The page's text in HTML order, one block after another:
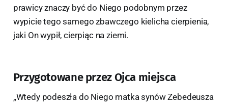
prawicy znaczy być do Niego podobnym przez
wypicie tego samego zbawczego kielicha cierpienia,
jaki On wypił, cierpiąc na ziemi.
Przygotowane przez Ojca miejsca
„Wtedy podeszła do Niego matka synów Zebedeusza